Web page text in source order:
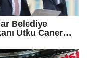
Belediye
Utku Caner